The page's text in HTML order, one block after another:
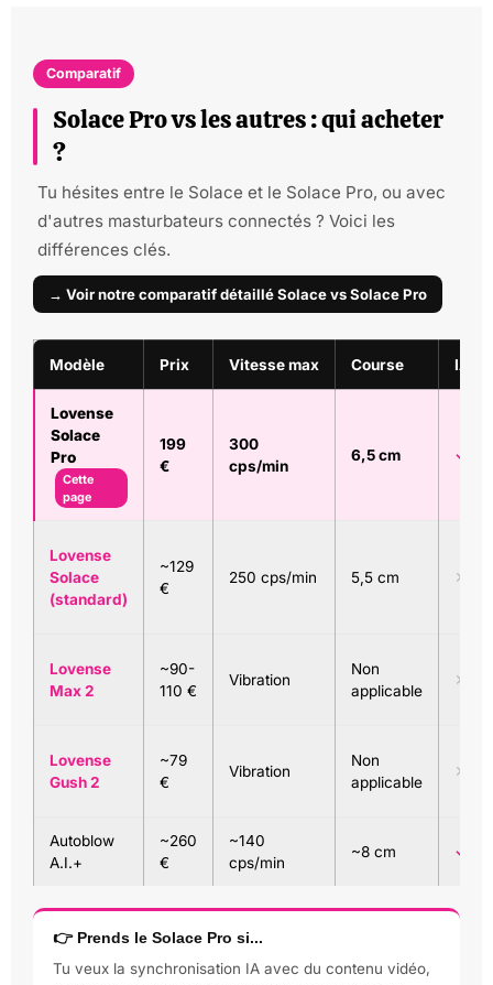
Comparatif
Solace Pro vs les autres : qui acheter
?
Tu hésites entre le Solace et le Solace Pro, ou avec
d'autres masturbateurs connectés ? Voici les
différences clés.
→ Voir notre comparatif détaillé Solace vs Solace Pro
Modèle Prix Vitesse max Course IA /
Lovense
Solace
Pro
Cette
page
199
€
300
cps/min
6,5 cm ✓ IA
Lovense
Solace
(standard)
~129
€
250 cps/min 5,5 cm ✕
Lovense
Max 2
~90-
110 €
Vibration
Non
applicable
✕
Lovense
Gush 2
~79
€
Vibration
Non
applicable
✕
Autoblow
A.I.+
~260
€
~140
cps/min
~8 cm ✓ IA
👉 Prends le Solace Pro si...
Tu veux la synchronisation IA avec du contenu vidéo,